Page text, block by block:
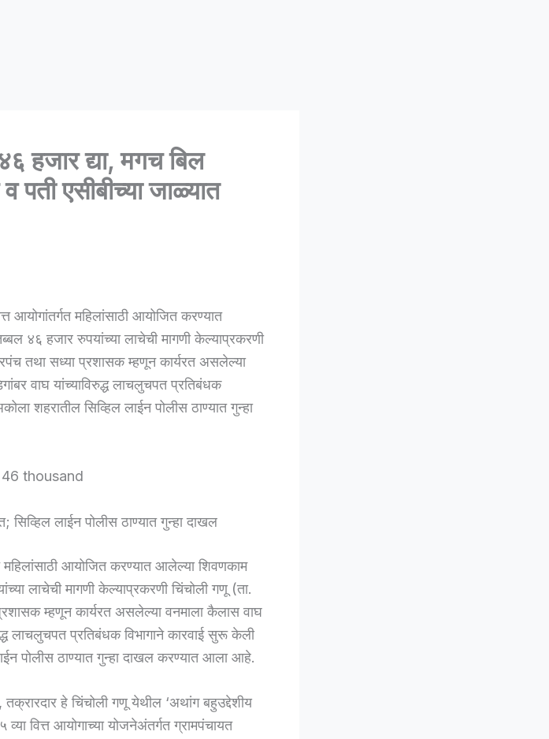
द्या, मगच बिल
एसीबीच्या जाळ्यात
आयोगांतर्गत महिलांसाठी आयोजित करण्यात
४६ हजार रुपयांच्या लाचेची मागणी केल्याप्रकरणी
तथा सध्या प्रशासक म्हणून कार्यरत असलेल्या
वाघ यांच्याविरुद्ध लाचलुचपत प्रतिबंधक
शहरातील सिव्हिल लाईन पोलीस ठाण्यात गुन्हा
लाईन पोलीस ठाण्यात गुन्हा दाखल
महिलांसाठी आयोजित करण्यात आलेल्या शिवणकाम
लाचेची मागणी केल्याप्रकरणी चिंचोली गणू (ता.
म्हणून कार्यरत असलेल्या वनमाला कैलास वाघ
लाचलुचपत प्रतिबंधक विभागाने कारवाई सुरू केली
पोलीस ठाण्यात गुन्हा दाखल करण्यात आला आहे.
तक्रारदार हे चिंचोली गणू येथील ‘अथांग बहुउद्देशीय
वित्त आयोगाच्या योजनेअंतर्गत ग्रामपंचायत